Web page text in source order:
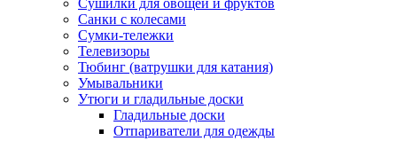
Сушилки для овощей и фруктов
Санки с колесами
Сумки-тележки
Телевизоры
Тюбинг (ватрушки для катания)
Умывальники
Утюги и гладильные доски
Гладильные доски
Отпариватели для одежды